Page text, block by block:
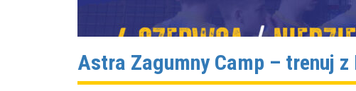
Astra Zagumny Camp – trenuj